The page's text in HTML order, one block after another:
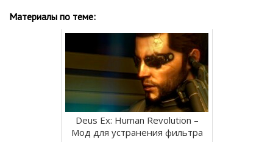
Материалы по теме:
Deus Ex: Human Revolution –
Мод для устранения фильтра